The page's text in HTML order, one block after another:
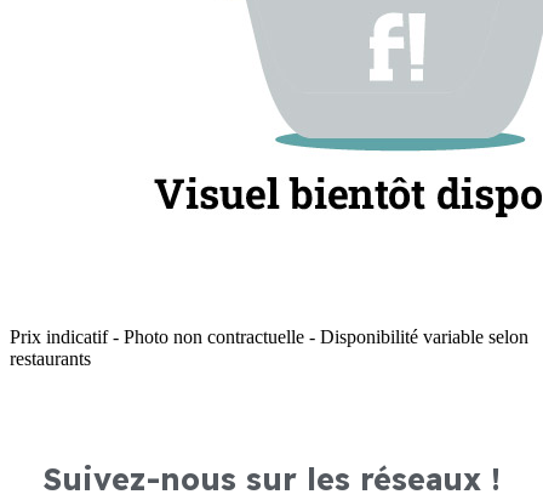
Prix indicatif - Photo non contractuelle - Disponibilité variable selon
restaurants
Suivez-nous sur les réseaux !